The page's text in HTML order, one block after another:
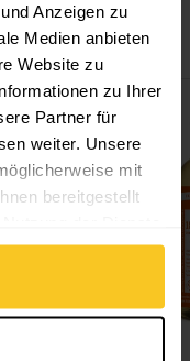
Anzeigen zu
Medien anbieten
Website zu
zu Ihrer
Partner für
weiter. Unsere
mit
bereitgestellt
Flüssigseife